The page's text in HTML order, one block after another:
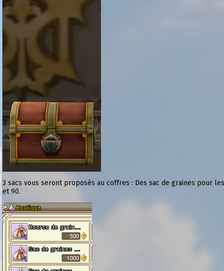
3 sacs vous seront proposés au coffres : Des sac de graines pour
et 90.